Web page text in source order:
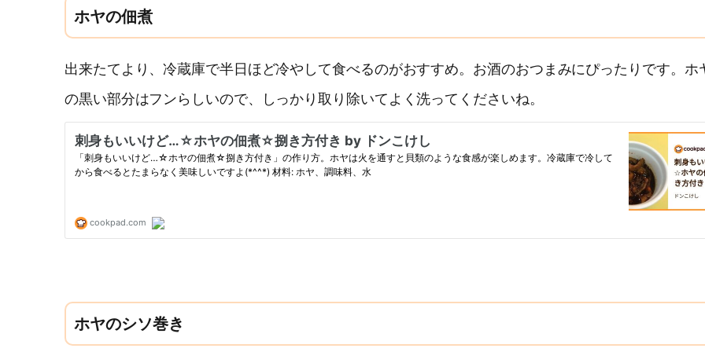
ホヤの佃煮
出来たてより、冷蔵庫で半日ほど冷やして食べるのがおすすめ。お酒のおつまみにぴったりです。ホ
の黒い部分はフンらしいので、しっかり取り除いてよく洗ってくださいね。
ホヤのシソ巻き